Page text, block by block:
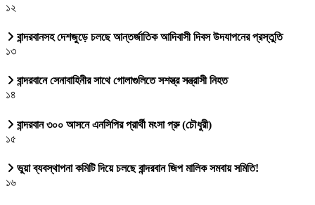
১২
বান্দরবানসহ দেশজুড়ে চলছে আন্তর্জাতিক আদিবাসী দিবস উদযাপনের প্রস্তুতি
১৩
বান্দরবানে সেনাবাহিনীর সাথে গোলাগুলিতে সশস্ত্র সন্ত্রাসী নিহত
১৪
বান্দরবান ৩০০ আসনে এনসিপির প্রার্থী মংসা প্রু (চৌধুরী)
১৫
ভুয়া ব্যবস্থাপনা কমিটি দিয়ে চলছে বান্দরবান জিপ মালিক সমবায় সমিতি!
১৬